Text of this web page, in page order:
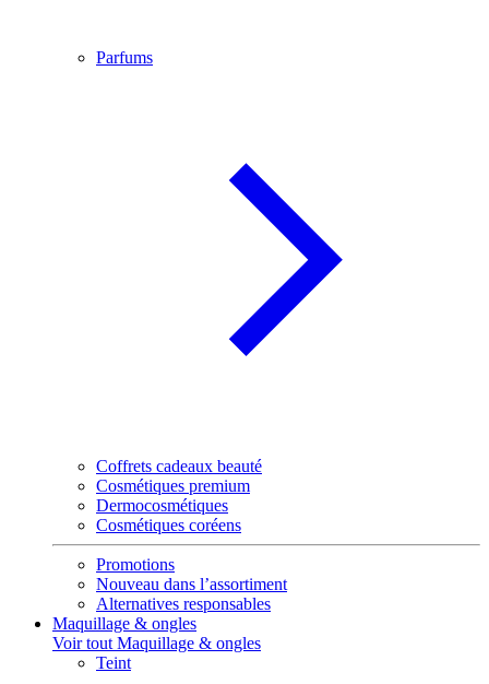
Parfums
Coffrets cadeaux beauté
Cosmétiques premium
Dermocosmétiques
Cosmétiques coréens
Promotions
Nouveau dans l’assortiment
Alternatives responsables
Maquillage & ongles
Voir tout Maquillage & ongles
Teint